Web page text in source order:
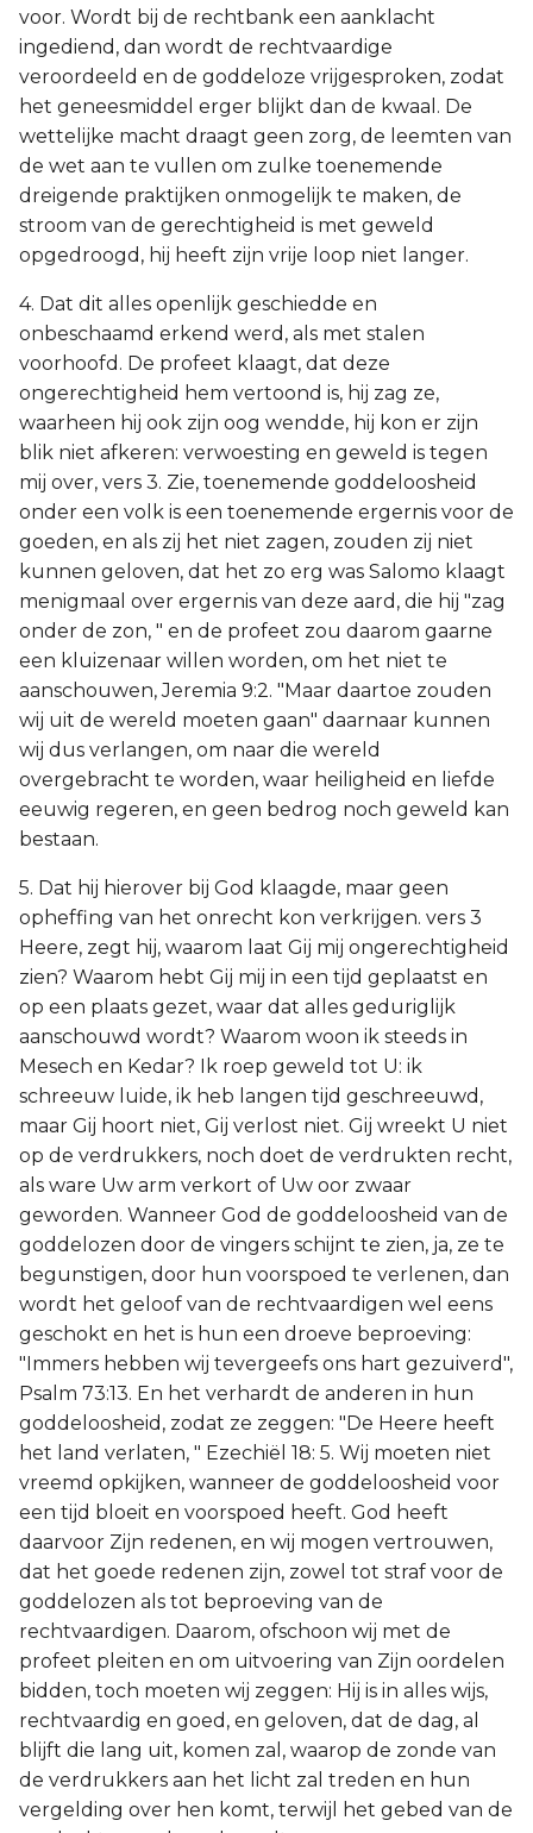
voor. Wordt bij de rechtbank een aanklacht
ingediend, dan wordt de rechtvaardige
veroordeeld en de goddeloze vrijgesproken, zodat
het geneesmiddel erger blijkt dan de kwaal. De
wettelijke macht draagt geen zorg, de leemten van
de wet aan te vullen om zulke toenemende
dreigende praktijken onmogelijk te maken, de
stroom van de gerechtigheid is met geweld
opgedroogd, hij heeft zijn vrije loop niet langer.
4. Dat dit alles openlijk geschiedde en
onbeschaamd erkend werd, als met stalen
voorhoofd. De profeet klaagt, dat deze
ongerechtigheid hem vertoond is, hij zag ze,
waarheen hij ook zijn oog wendde, hij kon er zijn
blik niet afkeren: verwoesting en geweld is tegen
mij over, vers 3. Zie, toenemende goddeloosheid
onder een volk is een toenemende ergernis voor de
goeden, en als zij het niet zagen, zouden zij niet
kunnen geloven, dat het zo erg was Salomo klaagt
menigmaal over ergernis van deze aard, die hij "zag
onder de zon, " en de profeet zou daarom gaarne
een kluizenaar willen worden, om het niet te
aanschouwen, Jeremia 9:2. "Maar daartoe zouden
wij uit de wereld moeten gaan" daarnaar kunnen
wij dus verlangen, om naar die wereld
overgebracht te worden, waar heiligheid en liefde
eeuwig regeren, en geen bedrog noch geweld kan
bestaan.
5. Dat hij hierover bij God klaagde, maar geen
opheffing van het onrecht kon verkrijgen. vers 3
Heere, zegt hij, waarom laat Gij mij ongerechtigheid
zien? Waarom hebt Gij mij in een tijd geplaatst en
op een plaats gezet, waar dat alles geduriglijk
aanschouwd wordt? Waarom woon ik steeds in
Mesech en Kedar? Ik roep geweld tot U: ik
schreeuw luide, ik heb langen tijd geschreeuwd,
maar Gij hoort niet, Gij verlost niet. Gij wreekt U niet
op de verdrukkers, noch doet de verdrukten recht,
als ware Uw arm verkort of Uw oor zwaar
geworden. Wanneer God de goddeloosheid van de
goddelozen door de vingers schijnt te zien, ja, ze te
begunstigen, door hun voorspoed te verlenen, dan
wordt het geloof van de rechtvaardigen wel eens
geschokt en het is hun een droeve beproeving:
"Immers hebben wij tevergeefs ons hart gezuiverd",
Psalm 73:13. En het verhardt de anderen in hun
goddeloosheid, zodat ze zeggen: "De Heere heeft
het land verlaten, " Ezechiël 18: 5. Wij moeten niet
vreemd opkijken, wanneer de goddeloosheid voor
een tijd bloeit en voorspoed heeft. God heeft
daarvoor Zijn redenen, en wij mogen vertrouwen,
dat het goede redenen zijn, zowel tot straf voor de
goddelozen als tot beproeving van de
rechtvaardigen. Daarom, ofschoon wij met de
profeet pleiten en om uitvoering van Zijn oordelen
bidden, toch moeten wij zeggen: Hij is in alles wijs,
rechtvaardig en goed, en geloven, dat de dag, al
blijft die lang uit, komen zal, waarop de zonde van
de verdrukkers aan het licht zal treden en hun
vergelding over hen komt, terwijl het gebed van de